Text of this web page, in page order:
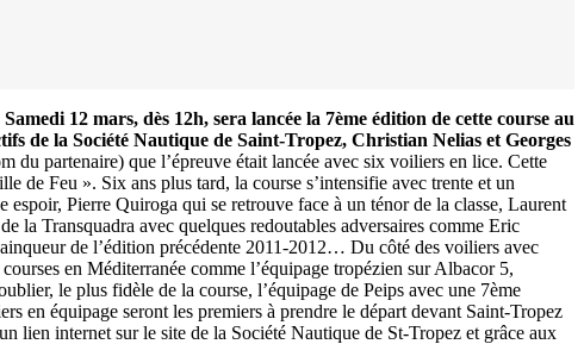
50 noeuds
12 mars, dès 12h, sera lancée la 7ème édition de cette course au
de la Société Nautique de Saint-Tropez, Christian Nelias et Georges
du partenaire) que l’épreuve était lancée avec six voiliers en lice. Cette
de Feu ». Six ans plus tard, la course s’intensifie avec trente et un
Pierre Quiroga qui se retrouve face à un ténor de la classe, Laurent
la Transquadra avec quelques redoutables adversaires comme Eric
de l’édition précédente 2011-2012… Du côté des voiliers avec
en Méditerranée comme l’équipage tropézien sur Albacor 5,
le plus fidèle de la course, l’équipage de Peips avec une 7ème
en équipage seront les premiers à prendre le départ devant Saint-Tropez
lien internet sur le site de la Société Nautique de St-Tropez et grâce aux